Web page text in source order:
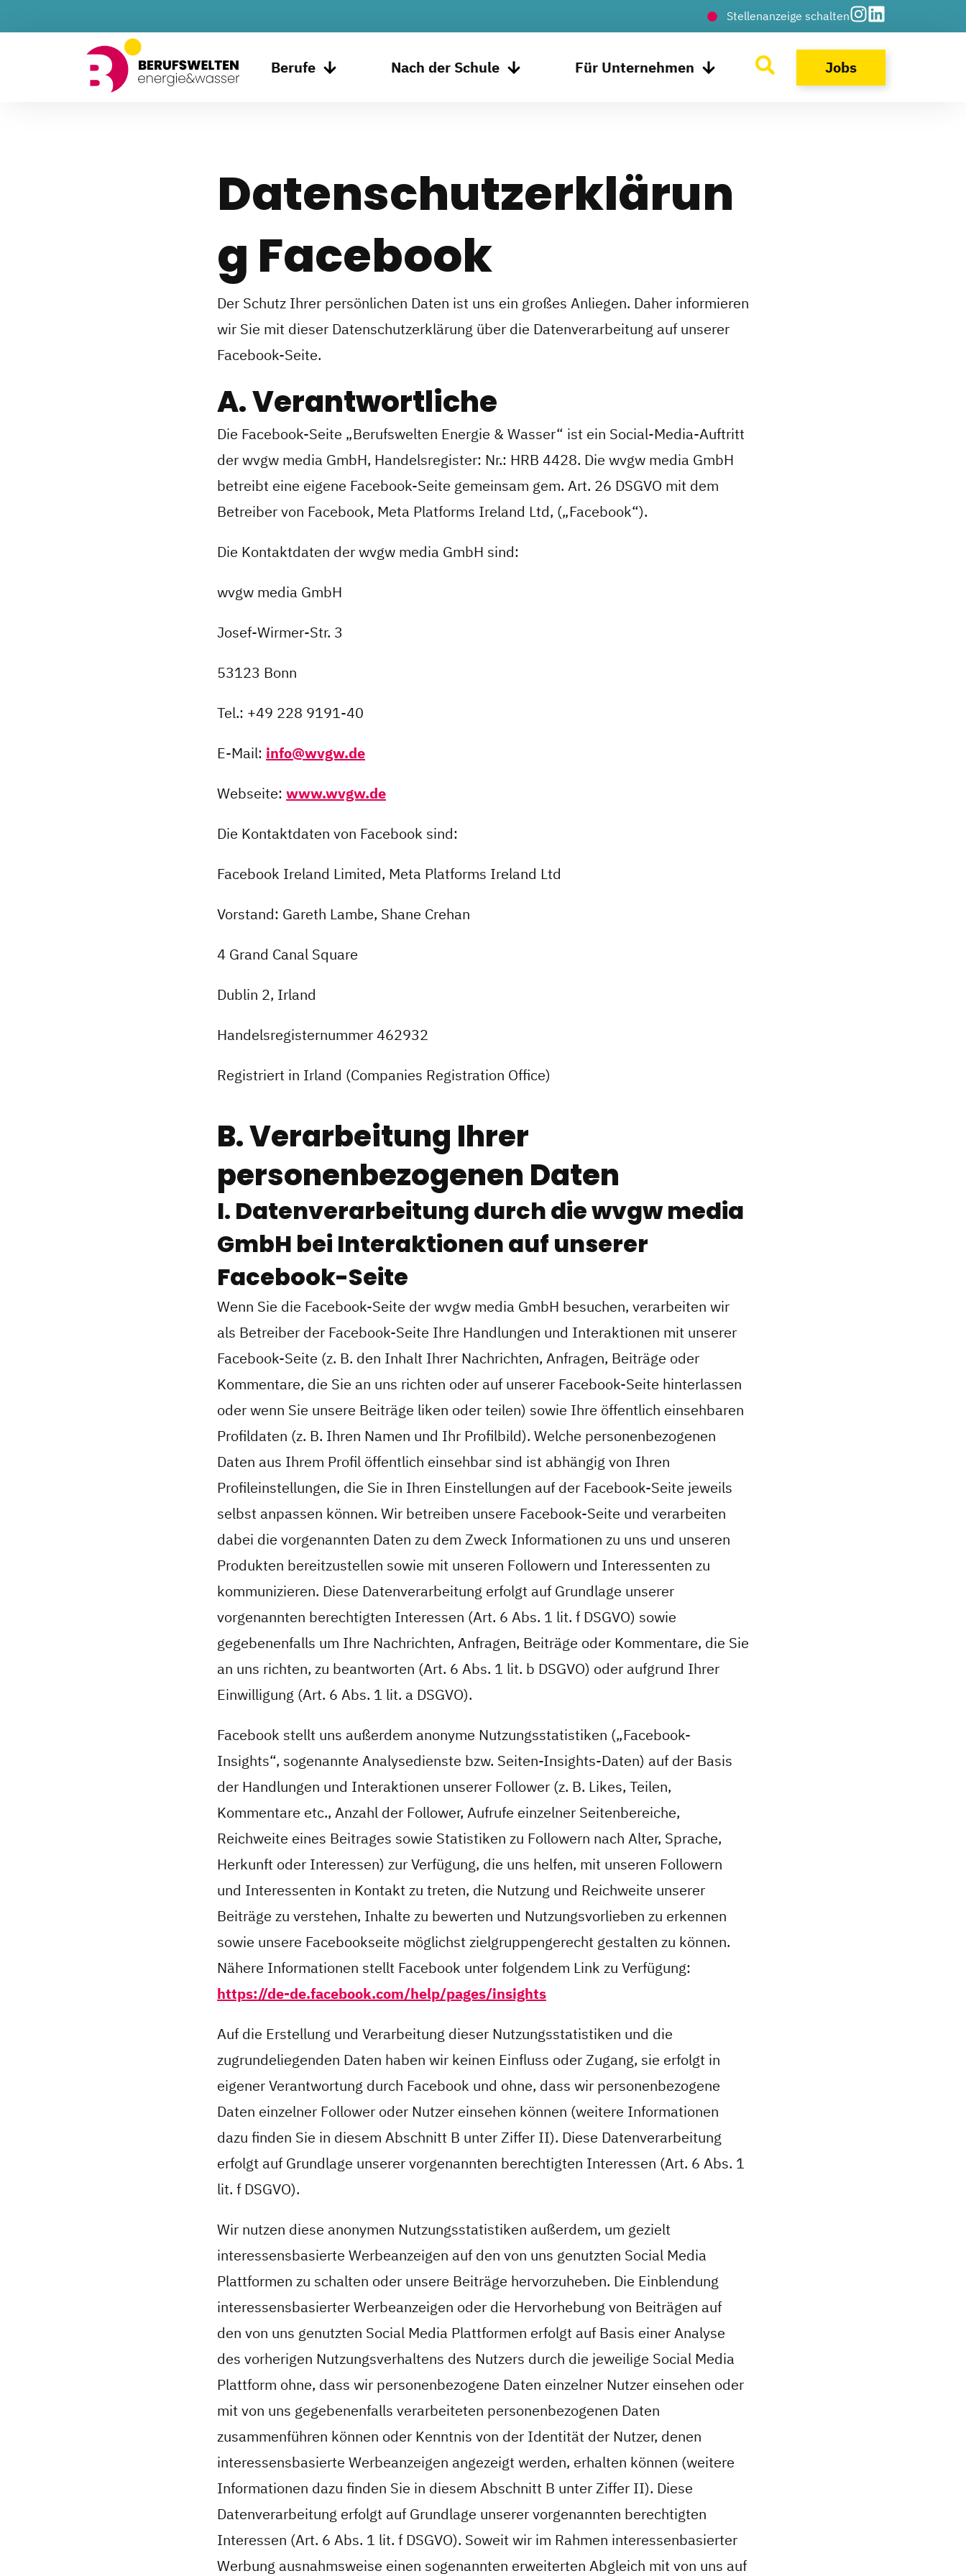
Stellenanzeige schalten
Berufe Nach der Schule Für Unternehmen Jobs
Datenschutzerklärun
g Facebook
Der Schutz Ihrer persönlichen Daten ist uns ein großes Anliegen. Daher informieren
wir Sie mit dieser Datenschutzerklärung über die Datenverarbeitung auf unserer
Facebook-Seite.
A. Verantwortliche
Die Facebook-Seite „Berufswelten Energie & Wasser“ ist ein Social-Media-Auftritt
der wvgw media GmbH, Handelsregister: Nr.: HRB 4428. Die wvgw media GmbH
betreibt eine eigene Facebook-Seite gemeinsam gem. Art. 26 DSGVO mit dem
Betreiber von Facebook, Meta Platforms Ireland Ltd, („Facebook“).
Die Kontaktdaten der wvgw media GmbH sind:
wvgw media GmbH
Josef-Wirmer-Str. 3
53123 Bonn
Tel.: +49 228 9191-40
E-Mail: info@wvgw.de
Webseite: www.wvgw.de
Die Kontaktdaten von Facebook sind:
Facebook Ireland Limited, Meta Platforms Ireland Ltd
Vorstand: Gareth Lambe, Shane Crehan
4 Grand Canal Square
Dublin 2, Irland
Handelsregisternummer 462932
Registriert in Irland (Companies Registration Office)
B. Verarbeitung Ihrer
personenbezogenen Daten
I. Datenverarbeitung durch die wvgw media
GmbH bei Interaktionen auf unserer
Facebook-Seite
Wenn Sie die Facebook-Seite der wvgw media GmbH besuchen, verarbeiten wir
als Betreiber der Facebook-Seite Ihre Handlungen und Interaktionen mit unserer
Facebook-Seite (z. B. den Inhalt Ihrer Nachrichten, Anfragen, Beiträge oder
Kommentare, die Sie an uns richten oder auf unserer Facebook-Seite hinterlassen
oder wenn Sie unsere Beiträge liken oder teilen) sowie Ihre öffentlich einsehbaren
Profildaten (z. B. Ihren Namen und Ihr Profilbild). Welche personenbezogenen
Daten aus Ihrem Profil öffentlich einsehbar sind ist abhängig von Ihren
Profileinstellungen, die Sie in Ihren Einstellungen auf der Facebook-Seite jeweils
selbst anpassen können. Wir betreiben unsere Facebook-Seite und verarbeiten
dabei die vorgenannten Daten zu dem Zweck Informationen zu uns und unseren
Produkten bereitzustellen sowie mit unseren Followern und Interessenten zu
kommunizieren. Diese Datenverarbeitung erfolgt auf Grundlage unserer
vorgenannten berechtigten Interessen (Art. 6 Abs. 1 lit. f DSGVO) sowie
gegebenenfalls um Ihre Nachrichten, Anfragen, Beiträge oder Kommentare, die Sie
an uns richten, zu beantworten (Art. 6 Abs. 1 lit. b DSGVO) oder aufgrund Ihrer
Einwilligung (Art. 6 Abs. 1 lit. a DSGVO).
Facebook stellt uns außerdem anonyme Nutzungsstatistiken („Facebook-
Insights“, sogenannte Analysedienste bzw. Seiten-Insights-Daten) auf der Basis
der Handlungen und Interaktionen unserer Follower (z. B. Likes, Teilen,
Kommentare etc., Anzahl der Follower, Aufrufe einzelner Seitenbereiche,
Reichweite eines Beitrages sowie Statistiken zu Followern nach Alter, Sprache,
Herkunft oder Interessen) zur Verfügung, die uns helfen, mit unseren Followern
und Interessenten in Kontakt zu treten, die Nutzung und Reichweite unserer
Beiträge zu verstehen, Inhalte zu bewerten und Nutzungsvorlieben zu erkennen
sowie unsere Facebookseite möglichst zielgruppengerecht gestalten zu können.
Nähere Informationen stellt Facebook unter folgendem Link zu Verfügung:
https://de-de.facebook.com/help/pages/insights
Auf die Erstellung und Verarbeitung dieser Nutzungsstatistiken und die
zugrundeliegenden Daten haben wir keinen Einfluss oder Zugang, sie erfolgt in
eigener Verantwortung durch Facebook und ohne, dass wir personenbezogene
Daten einzelner Follower oder Nutzer einsehen können (weitere Informationen
dazu finden Sie in diesem Abschnitt B unter Ziffer II). Diese Datenverarbeitung
erfolgt auf Grundlage unserer vorgenannten berechtigten Interessen (Art. 6 Abs. 1
lit. f DSGVO).
Wir nutzen diese anonymen Nutzungsstatistiken außerdem, um gezielt
interessensbasierte Werbeanzeigen auf den von uns genutzten Social Media
Plattformen zu schalten oder unsere Beiträge hervorzuheben. Die Einblendung
interessensbasierter Werbeanzeigen oder die Hervorhebung von Beiträgen auf
den von uns genutzten Social Media Plattformen erfolgt auf Basis einer Analyse
des vorherigen Nutzungsverhaltens des Nutzers durch die jeweilige Social Media
Plattform ohne, dass wir personenbezogene Daten einzelner Nutzer einsehen oder
mit von uns gegebenenfalls verarbeiteten personenbezogenen Daten
zusammenführen können oder Kenntnis von der Identität der Nutzer, denen
interessensbasierte Werbeanzeigen angezeigt werden, erhalten können (weitere
Informationen dazu finden Sie in diesem Abschnitt B unter Ziffer II). Diese
Datenverarbeitung erfolgt auf Grundlage unserer vorgenannten berechtigten
Interessen (Art. 6 Abs. 1 lit. f DSGVO). Soweit wir im Rahmen interessenbasierter
Werbung ausnahmsweise einen sogenannten erweiterten Abgleich mit von uns auf